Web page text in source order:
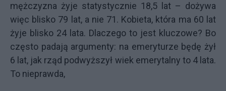
mężczyzna żyje statystycznie 18,5 lat – dożywa
więc blisko 79 lat, a nie 71. Kobieta, która ma 60 lat
żyje blisko 24 lata. Dlaczego to jest kluczowe? Bo
często padają argumenty: na emeryturze będę żył
6 lat, jak rząd podwyższył wiek emerytalny to 4 lata.
To nieprawda,